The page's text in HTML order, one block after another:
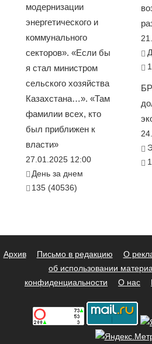
модернизации
энергетического и
коммунального
секторов». «Если бы
я стал министром
сельского хозяйства
Казахстана…». «Там
фамилии всех, кто
был приближен к
власти»
27.01.2025 12:00
День за днем
135 (40536)
Архив Письмо в редакцию О
об использовании
конфиденциальности
О нас